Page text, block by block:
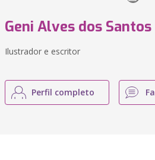
Geni Alves dos Santos
Ilustrador e escritor
Perfil completo